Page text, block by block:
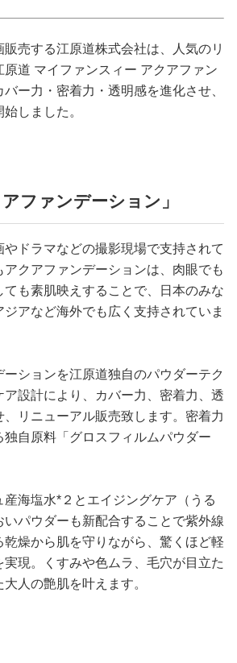
/エンタメ
売する江原道株式会社は、人気のリ
原道 マイファンスィー アクアファン
ー力・密着力・透明感を進化させ、
しました。
ファンデーション」
ドラマなどの撮影現場で支持されて
クアファンデーションは、肉眼でも
ても素肌映えすることで、日本のみな
アなど海外でも広く支持されていま
ションを江原道独自のパウダーテク
ア設計により、カバー力、密着力、透
リニューアル販売致します。密着力
独自原料「グロスフィルムパウダー
産海塩水*２とエイジングケア（うる
いパウダーも新配合することで紫外線
乾燥から肌を守りながら、驚くほど軽
現。くすみや色ムラ、毛穴が目立た
人の艶肌を叶えます。